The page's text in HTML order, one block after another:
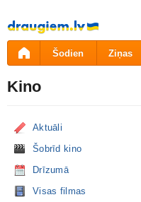
Pāriet
uz
saturu
Šodien Ziņas
Kino
Aktuāli
Šobrīd kino
Drīzumā
Visas filmas